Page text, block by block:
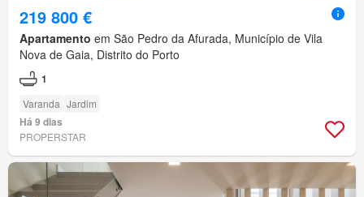
219 800 €
Apartamento em São Pedro da Afurada, Município de Vila
Nova de Gaia, Distrito do Porto
1
Varanda Jardim
Há 9 dias
PROPERSTAR